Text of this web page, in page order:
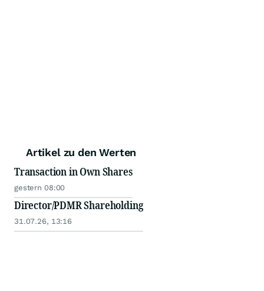
Artikel zu den Werten
Transaction in Own Shares
gestern 08:00
Director/PDMR Shareholding
31.07.26, 13:16